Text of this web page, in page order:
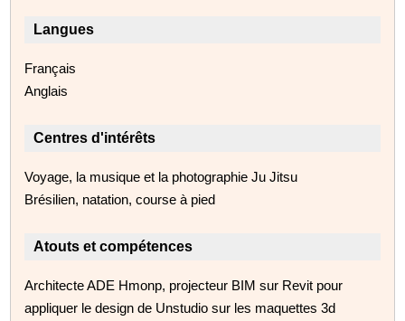
Langues
Français
Anglais
Centres d'intérêts
Voyage, la musique et la photographie Ju Jitsu
Brésilien, natation, course à pied
Atouts et compétences
Architecte ADE Hmonp, projecteur BIM sur Revit pour
appliquer le design de Unstudio sur les maquettes 3d